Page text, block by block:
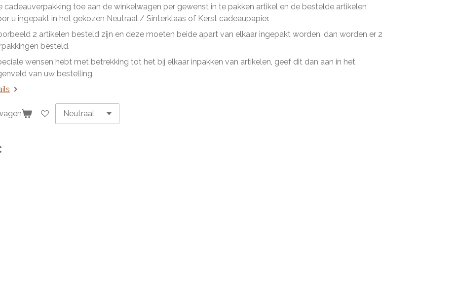
cadeauverpakking toe aan de winkelwagen per gewenst in te pakken artikel en de bestelde artikelen
u ingepakt in het gekozen Neutraal / Sinterklaas of Kerst cadeaupapier.
2 artikelen besteld zijn en deze moeten beide apart van elkaar ingepakt worden, dan worden er 2
besteld.
wensen hebt met betrekking tot het bij elkaar inpakken van artikelen, geef dit dan aan in het
van uw bestelling.